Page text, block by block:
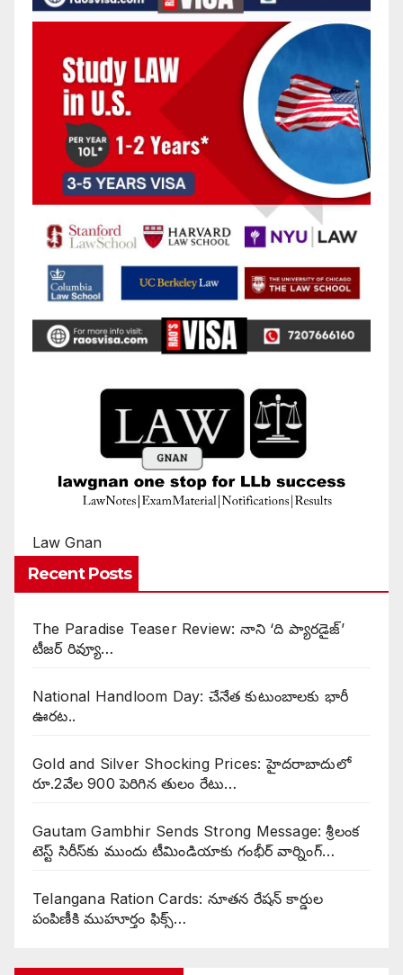
Law Gnan
Recent Posts
The Paradise Teaser Review: నాని ‘ది ప్యారడైజ్’
టీజర్ రివ్యూ…
National Handloom Day: చేనేత కుటుంబాలకు భారీ
ఊరట..
Gold and Silver Shocking Prices: హైదరాబాదులో
రూ.2వేల 900 పెరిగిన తులం రేటు…
Gautam Gambhir Sends Strong Message: శ్రీలంక
టెస్ట్ సిరీస్‌కు ముందు టీమిండియాకు గంభీర్ వార్నింగ్…
Telangana Ration Cards: నూతన రేషన్ కార్డుల
పంపిణీకి ముహూర్తం ఫిక్స్‌…